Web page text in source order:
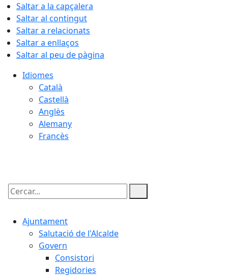
Saltar a la capçalera
Saltar al contingut
Saltar a relacionats
Saltar a enllaços
Saltar al peu de pàgina
Idiomes
Català
Castellà
Anglès
Alemany
Francès
Cercar:
Ajuntament
Salutació de l'Alcalde
Govern
Consistori
Regidories